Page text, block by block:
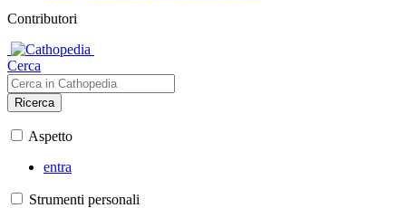
Contributori
Cerca
Ricerca
Aspetto
entra
Strumenti personali